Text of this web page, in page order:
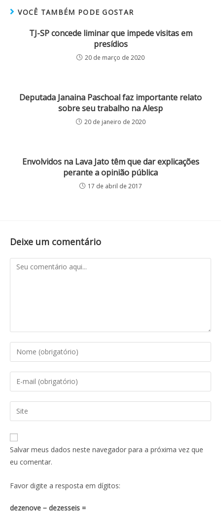
VOCÊ TAMBÉM PODE GOSTAR
TJ-SP concede liminar que impede visitas em
presídios
20 de março de 2020
Deputada Janaina Paschoal faz importante relato
sobre seu trabalho na Alesp
20 de janeiro de 2020
Envolvidos na Lava Jato têm que dar explicações
perante a opinião pública
17 de abril de 2017
Deixe um comentário
Salvar meus dados neste navegador para a próxima vez que
eu comentar.
Favor digite a resposta em dígitos:
dezenove − dezesseis =